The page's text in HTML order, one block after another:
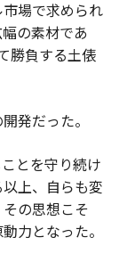
場で求められ
の素材であ
勝負する土俵
発だった。
とを守り続け
上、自らも変
の思想こそ
力となった。